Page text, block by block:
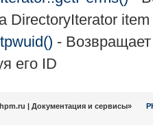
DirectoryIterator item
-
его ID
| Документация и сервисы»